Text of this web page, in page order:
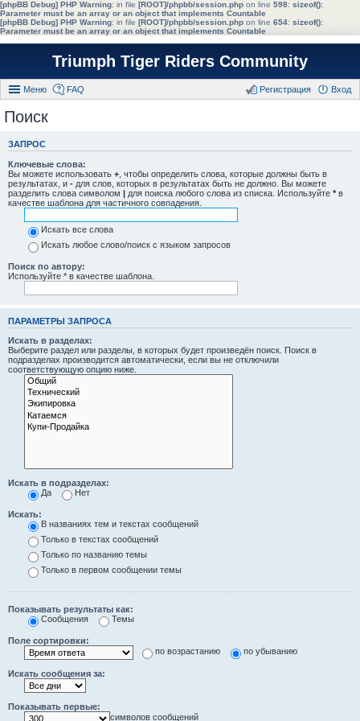
[phpBB Debug] PHP Warning: in file [ROOT]/phpbb/session.php on line 598: sizeof():
Parameter must be an array or an object that implements Countable
[phpBB Debug] PHP Warning: in file [ROOT]/phpbb/session.php on line 654: sizeof():
Parameter must be an array or an object that implements Countable
Triumph Tiger Riders Community
Меню FAQ Вход
Регистрация
Поиск
ЗАПРОС
Ключевые слова:
Вы можете использовать + , чтобы определить слова, которые должны быть в
результатах, и - для слов, которых в результатах быть не должно. Вы можете
разделить слова символом | для поиска любого слова из списка. Используйте * в
качестве шаблона для частичного совпадения.
Искать все слова
Искать любое слово/поиск с языком запросов
Поиск по автору:
Используйте * в качестве шаблона.
ПАРАМЕТРЫ ЗАПРОСА
Искать в разделах:
Выберите раздел или разделы, в которых будет произведён поиск. Поиск в
подразделах производится автоматически, если вы не отключили
соответствующую опцию ниже.
Искать в подразделах:
Да
Нет
Искать:
В названиях тем и текстах сообщений
Только в текстах сообщений
Только по названию темы
Только в первом сообщении темы
Показывать результаты как:
Сообщения
Темы
Поле сортировки:
по возрастанию
по убыванию
Искать сообщения за:
Показывать первые:
символов сообщений